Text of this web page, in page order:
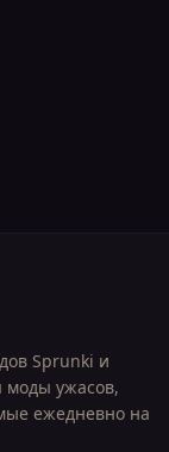
Sprunki и
моды ужасов,
ежедневно на